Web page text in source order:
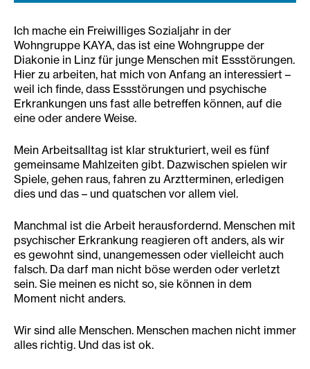
Ich mache ein Freiwilliges Sozialjahr in der
Wohngruppe KAYA, das ist eine Wohngruppe der
Diakonie in Linz für junge Menschen mit Essstörungen.
Hier zu arbeiten, hat mich von Anfang an interessiert –
weil ich finde, dass Essstörungen und psychische
Erkrankungen uns fast alle betreffen können, auf die
eine oder andere Weise.
Mein Arbeitsalltag ist klar strukturiert, weil es fünf
gemeinsame Mahlzeiten gibt. Dazwischen spielen wir
Spiele, gehen raus, fahren zu Arztterminen, erledigen
dies und das – und quatschen vor allem viel.
Manchmal ist die Arbeit herausfordernd. Menschen mit
psychischer Erkrankung reagieren oft anders, als wir
es gewohnt sind, unangemessen oder vielleicht auch
falsch. Da darf man nicht böse werden oder verletzt
sein. Sie meinen es nicht so, sie können in dem
Moment nicht anders.
Wir sind alle Menschen. Menschen machen nicht immer
alles richtig. Und das ist ok.